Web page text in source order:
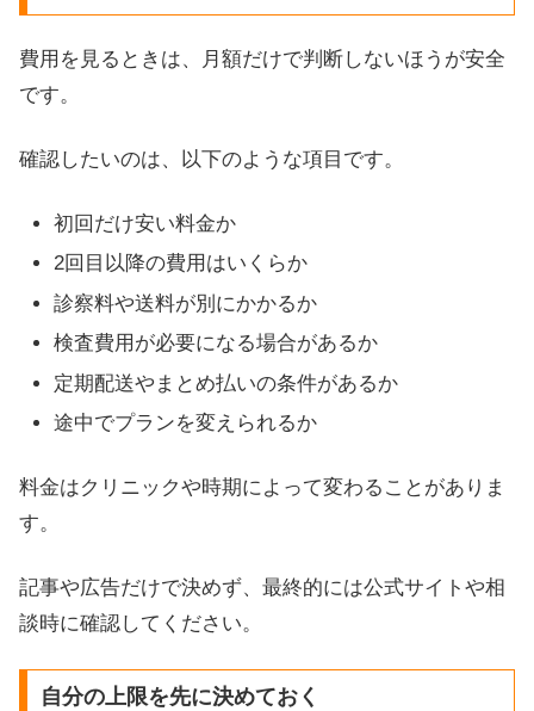
費用を見るときは、月額だけで判断しないほうが安全
です。
確認したいのは、以下のような項目です。
初回だけ安い料金か
2回目以降の費用はいくらか
診察料や送料が別にかかるか
検査費用が必要になる場合があるか
定期配送やまとめ払いの条件があるか
途中でプランを変えられるか
料金はクリニックや時期によって変わることがありま
す。
記事や広告だけで決めず、最終的には公式サイトや相
談時に確認してください。
自分の上限を先に決めておく